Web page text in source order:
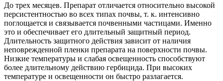
До трех месяцев. Препарат отличается относительно высокой
персистентностью во всех типах почвы, т. к. интенсивно
поглощается и связывается почвенными частицами. Именно
это и обеспечивает его длительный защитный период.
Длительность защитного действия зависит от наличия
неповрежденной пленки препарата на поверхности почвы.
Низкие температуры и слабая освещенность способствуют
более длительному действию гербицида. При высоких
температуре и освещенности он быстро разлагается.